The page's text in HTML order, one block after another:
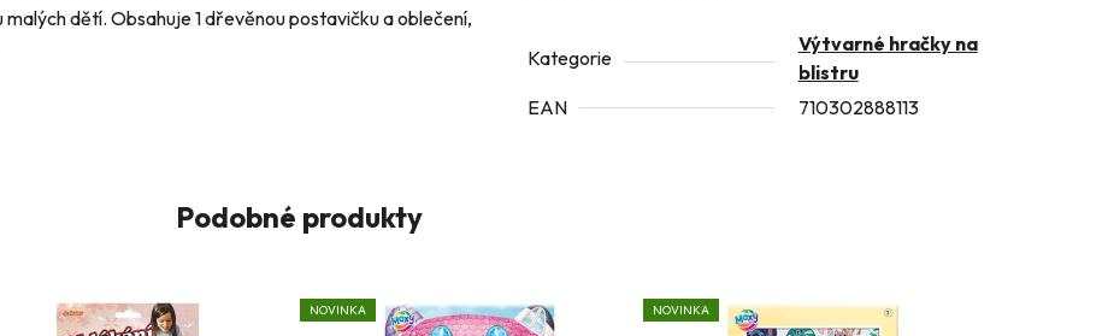
dětí. Obsahuje 1 dřevěnou postavičku a oblečení,
Kategorie
Výtvarné hračky na
blistru
EAN
710302888113
Podobné produkty
NOVINKA NOVINKA